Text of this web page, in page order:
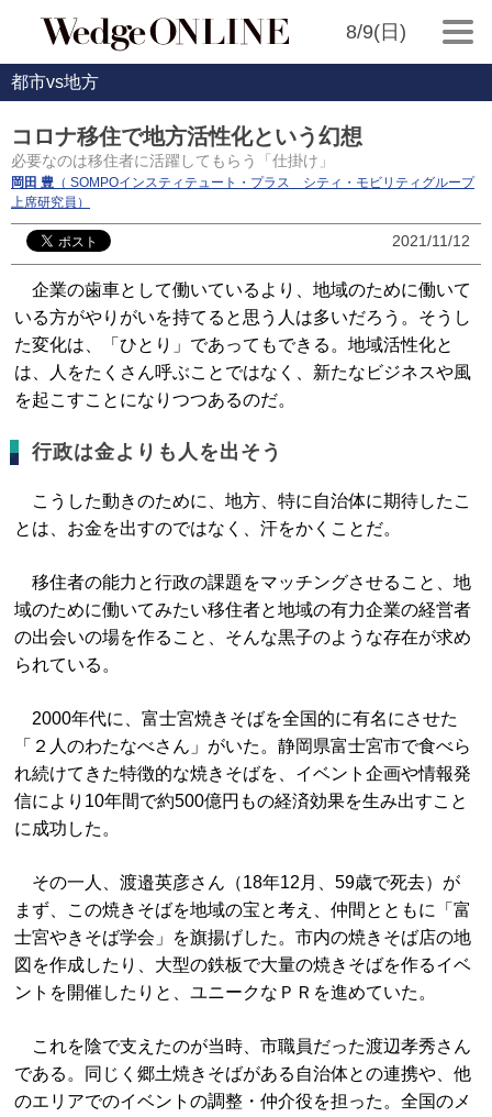
8/9(日)
都市vs地方
コロナ移住で地方活性化という幻想
必要なのは移住者に活躍してもらう「仕掛け」
岡田 豊 （ SOMPOインスティテュート・プラス シティ・モビリティグループ
上席研究員）
2021/11/12
企業の歯車として働いているより、地域のために働いて
いる方がやりがいを持てると思う人は多いだろう。そうし
た変化は、「ひとり」であってもできる。地域活性化と
は、人をたくさん呼ぶことではなく、新たなビジネスや風
を起こすことになりつつあるのだ。
行政は金よりも人を出そう
こうした動きのために、地方、特に自治体に期待したこ
とは、お金を出すのではなく、汗をかくことだ。
移住者の能力と行政の課題をマッチングさせること、地
域のために働いてみたい移住者と地域の有力企業の経営者
の出会いの場を作ること、そんな黒子のような存在が求め
られている。
2000年代に、富士宮焼きそばを全国的に有名にさせた
「２人のわたなべさん」がいた。静岡県富士宮市で食べら
れ続けてきた特徴的な焼きそばを、イベント企画や情報発
信により10年間で約500億円もの経済効果を生み出すこと
に成功した。
その一人、渡邉英彦さん（18年12月、59歳で死去）が
まず、この焼きそばを地域の宝と考え、仲間とともに「富
士宮やきそば学会」を旗揚げした。市内の焼きそば店の地
図を作成したり、大型の鉄板で大量の焼きそばを作るイベ
ントを開催したりと、ユニークなＰＲを進めていた。
これを陰で支えたのが当時、市職員だった渡辺孝秀さん
である。同じく郷土焼きそばがある自治体との連携や、他
のエリアでのイベントの調整・仲介役を担った。全国のメ